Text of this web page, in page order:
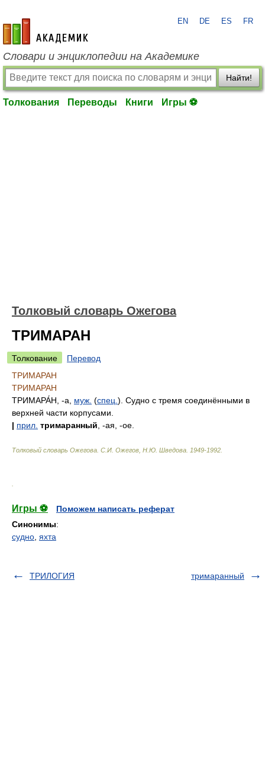
academic.ru
EN DE ES FR
Словари и энциклопедии на Академике
Найти!
Толкования Переводы Книги Игры ⚽
Толковый словарь Ожегова
ТРИМАРАН
Толкование
Перевод
ТРИМАРАН
ТРИМАРАН
ТРИМАРА́Н , -а, муж. (спец. ). Судно с тремя соединёнными в
верхней части корпусами.
| прил. тримаранный , -ая, -ое.
Толковый словарь Ожегова С.И. Ожегов, Н.Ю. Шведова. 1949-1992
Игры ⚽
Поможем написать реферат
Синонимы:
судно яхта
ТРИЛОГИЯ тримаранный